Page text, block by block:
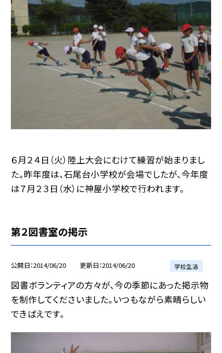
６月２４日（火）陸上大会にむけて練習が始まりまし
た。昨年度は、石尾台小学校が会場でしたが、今年度
は７月２３日（水）に神屋小学校で行われます。
第２図書室の掲示
公開日 2014/06/20 更新日 2014/06/20 学校生活
図書ボランティアの方々が、今の季節にあった掲示物
を制作してくださいました。いつもながら素晴らしい
できばえです。